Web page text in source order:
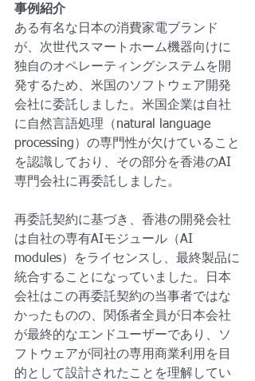
事例紹介
ある有名な日本の消費家電ブランド
が、次世代スマートホーム機器向けに
独自のオペレーティングシステムを開
発するため、米国のソフトウェア開発
会社に委託しました。米国企業は自社
に自然言語処理（natural language
processing）の専門性が欠けていること
を認識しており、その部分を香港のAI
専門会社に再委託しました。
再委託契約に基づき、香港の開発会社
は自社の専有AIモジュール（AI
modules）をライセンスし、最終製品に
統合することになっていました。日本
会社はこの再委託契約の当事者ではな
かったものの、関係者全員が日本会社
が最終的なエンドユーザーであり、ソ
フトウェアが同社の専用商業利用を目
的として設計されたことを理解してい